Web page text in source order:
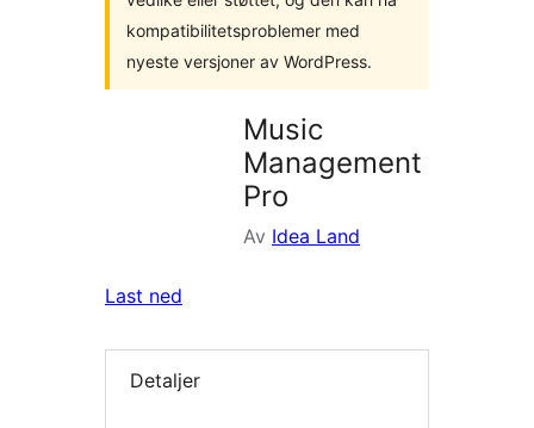
kompatibilitetsproblemer med
nyeste versjoner av WordPress.
Music
Management
Pro
Av Idea Land
Last ned
Detaljer